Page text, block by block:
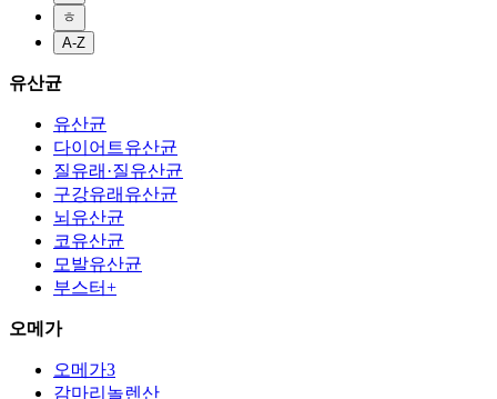
ㅎ
A-Z
유산균
유산균
다이어트유산균
질유래·질유산균
구강유래유산균
뇌유산균
코유산균
모발유산균
부스터+
오메가
오메가3
감마리놀렌산